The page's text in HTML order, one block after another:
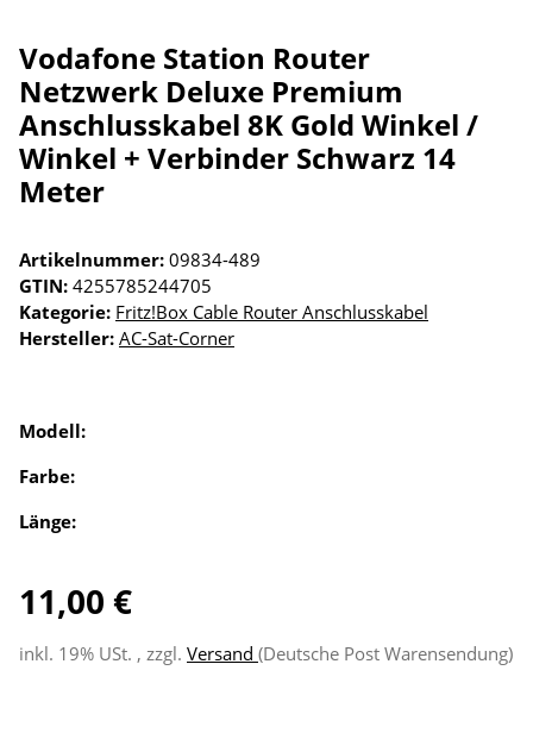
Vodafone Station Router
Netzwerk Deluxe Premium
Anschlusskabel 8K Gold Winkel /
Winkel + Verbinder Schwarz 14
Meter
Artikelnummer: 09834-489
GTIN: 4255785244705
Kategorie: Fritz!Box Cable Router Anschlusskabel
Hersteller: AC-Sat-Corner
Modell:
Farbe:
Länge:
11,00 €
inkl. 19% USt. , zzgl. Versand (Deutsche Post Warensendung)